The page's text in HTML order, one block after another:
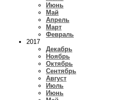
Июнь
Май
Апрель
Март
Февраль
2017
Декабрь
Ноябрь
Октябрь
Сентябрь
Август
Июль
Июнь